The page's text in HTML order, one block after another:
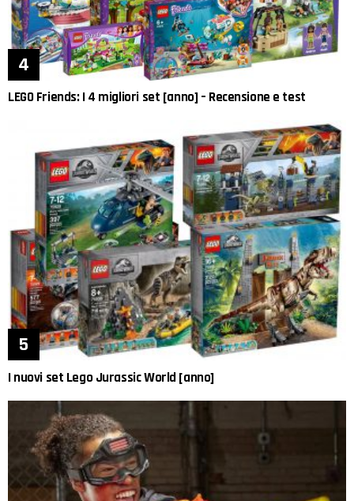
LEGO Friends: I 4 migliori set [anno] – Recensione e test
I nuovi set Lego Jurassic World [anno]